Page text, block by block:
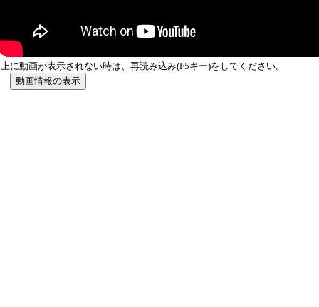
上に動画が表示されない時は、再読み込み(F5キー)をしてください。
動画情報の表示